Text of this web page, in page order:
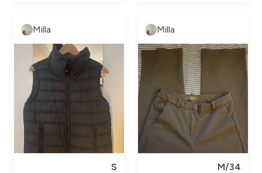
Milla
S
Milla
M/34